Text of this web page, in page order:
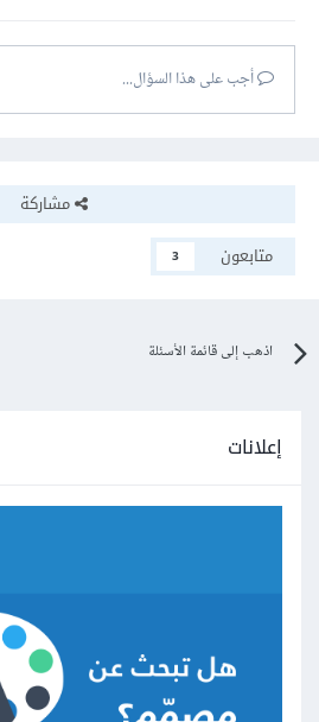
أجب على هذا السؤال...
مشاركة
متابعون
3
اذهب إلى قائمة الأسئلة
إعلانات